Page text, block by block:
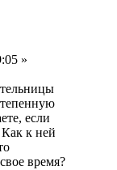
»
если
Как к ней
время?